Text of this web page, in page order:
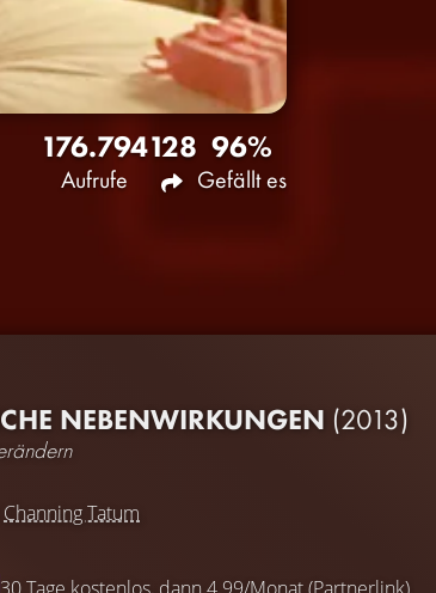
176.794
Aufrufe
128 96%
Gefällt es
NEBENWIRKUNGEN (2013)
Channing Tatum